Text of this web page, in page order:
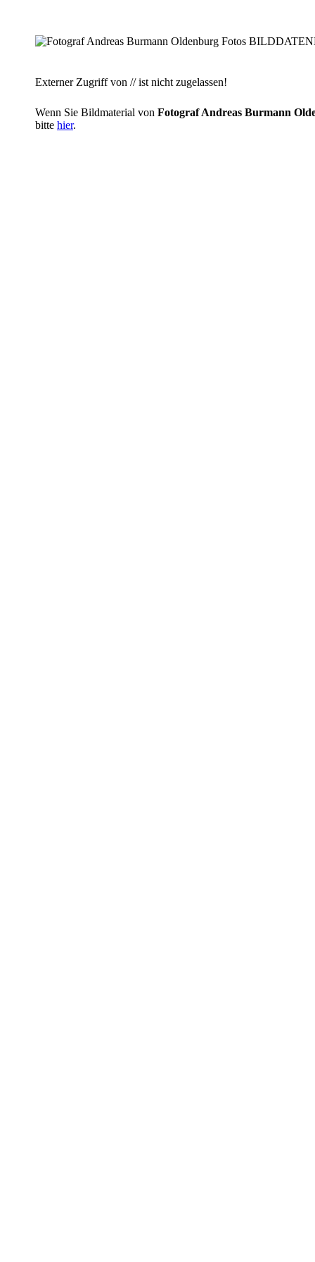
Externer Zugriff von // ist nicht zugelassen!
Wenn Sie Bildmaterial von Fotograf Andreas Burmann
bitte hier.